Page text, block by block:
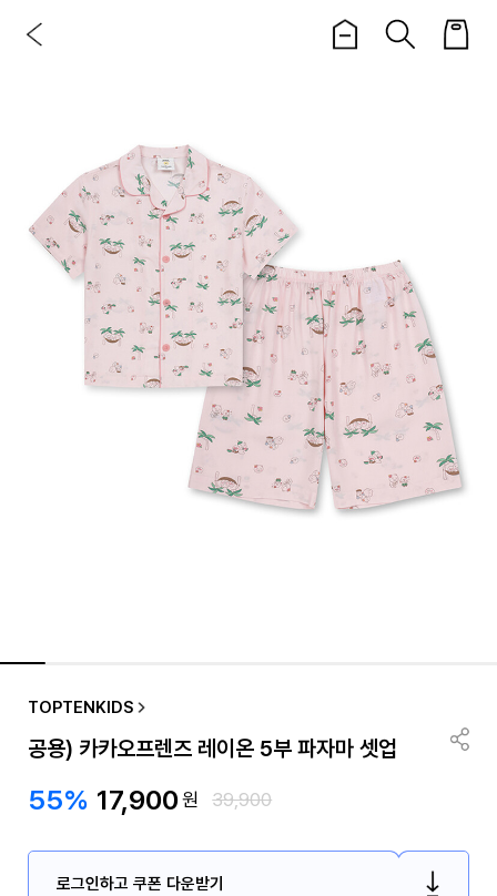
TOPTENKIDS
공용) 카카오프렌즈 레이온 5부 파자마 셋업
55% 17,900원 39,900
로그인하고 쿠폰 다운받기